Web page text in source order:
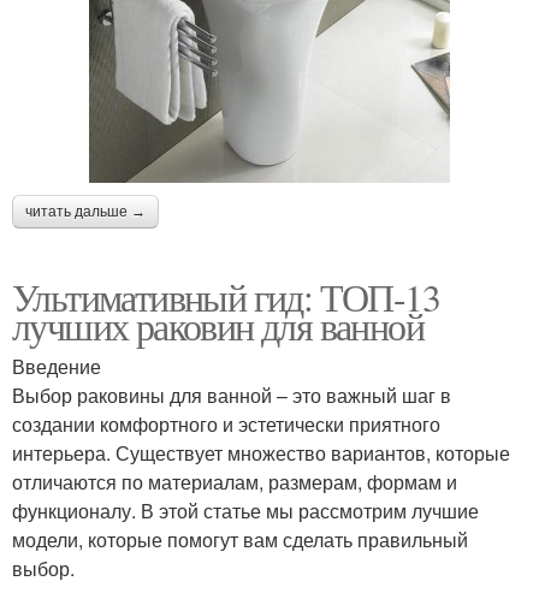
читать дальше →
Ультимативный гид: ТОП-13
лучших раковин для ванной
Введение
Выбор раковины для ванной – это важный шаг в
создании комфортного и эстетически приятного
интерьера. Существует множество вариантов, которые
отличаются по материалам, размерам, формам и
функционалу. В этой статье мы рассмотрим лучшие
модели, которые помогут вам сделать правильный
выбор.